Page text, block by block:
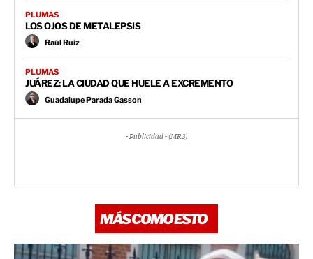
PLUMAS
LOS OJOS DE METALEPSIS
Raúl Ruiz
PLUMAS
JUÁREZ: LA CIUDAD QUE HUELE A EXCREMENTO
Guadalupe Parada Gasson
- Publicidad - (MR3)
MÁS COMO ESTO